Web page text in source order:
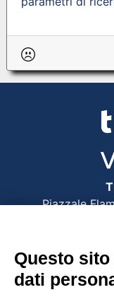
Piazzale
Società
P.IVA
Questo
dati